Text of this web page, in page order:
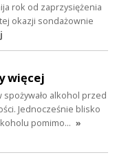
rok od zaprzysiężenia
okazji sondażownie
więcej
spożywało alkohol przed
Jednocześnie blisko
pomimo… »